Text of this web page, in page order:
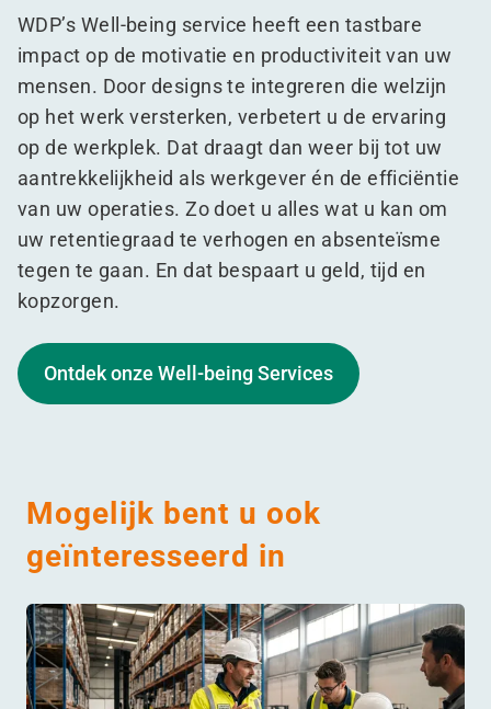
WDP’s Well-being service heeft een tastbare
impact op de motivatie en productiviteit van uw
mensen. Door designs te integreren die welzijn
op het werk versterken, verbetert u de ervaring
op de werkplek. Dat draagt dan weer bij tot uw
aantrekkelijkheid als werkgever én de efficiëntie
van uw operaties. Zo doet u alles wat u kan om
uw retentiegraad te verhogen en absenteïsme
tegen te gaan. En dat bespaart u geld, tijd en
kopzorgen.
Ontdek onze Well-being Services
Mogelijk bent u ook
geïnteresseerd in